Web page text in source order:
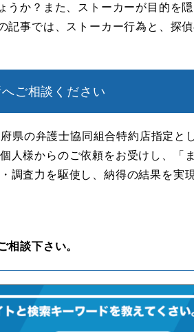
うか？また、ストーカーが目的を隠
記事では、ストーカー行為と、探
ご相談ください
県の弁護士協同組合特約店指定と
人様からのご依頼をお受けし、「ま
調査力を駆使し、納得の結果を実現
相談下さい。